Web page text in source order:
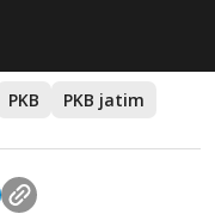
PKB PKB jatim